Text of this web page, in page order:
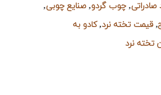
صادراتی, چوب گردو, صنایع چوبی,
, قیمت تخته نرد,کادو به
تخته نرد